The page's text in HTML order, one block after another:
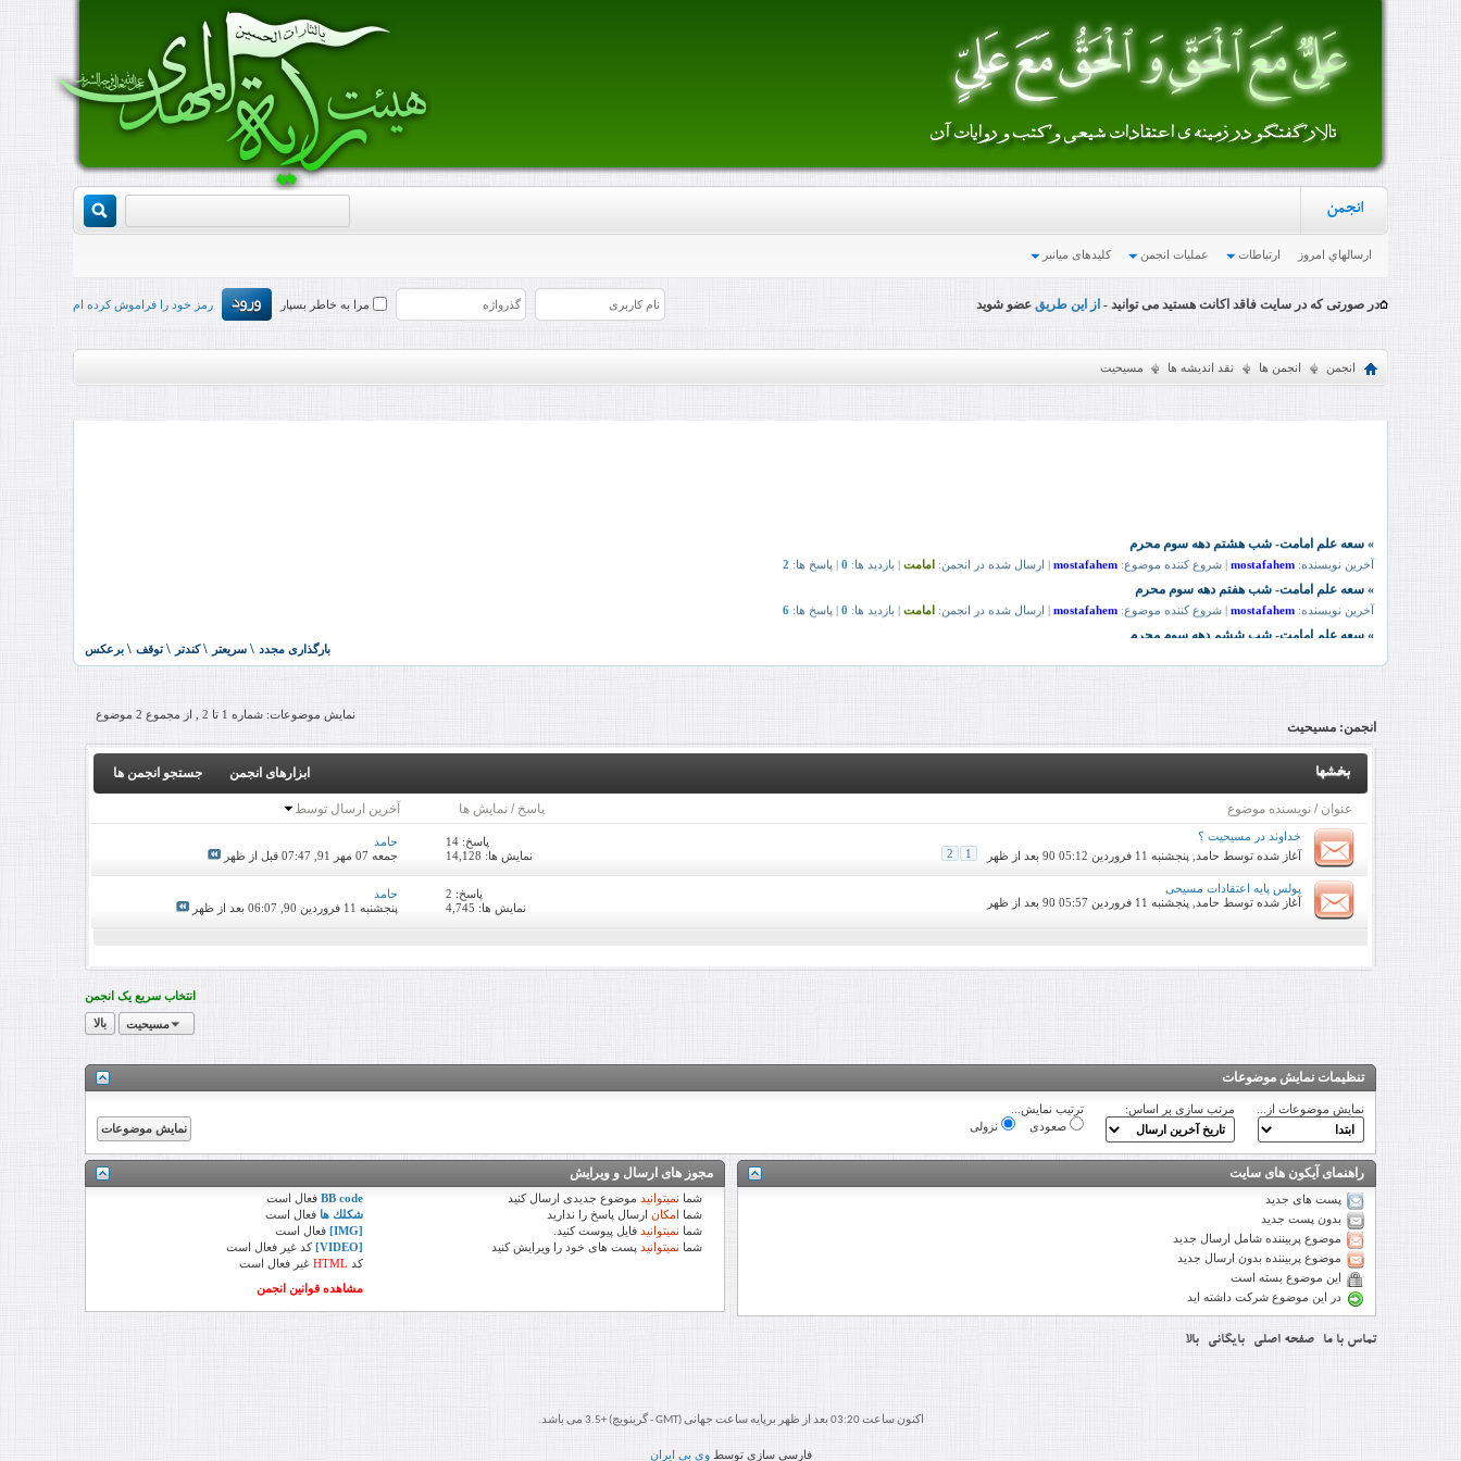
انجمن
ارسالهاي امروز ارتباطات عملیات انجمن کلیدهای میانبر
در صورتی که در سایت فاقد اکانت هستید می توانید - از این طریقعضو شوید مرا به خاطر بسپار رمز خود را فراموش کرده ام
انجمن انجمن ها نقد اندیشه ها مسیحیت
نمایش موضوعات: شماره 1 تا 2 , از مجموع ‍2 موضوع
انجمن:مسیحیت
بخشها ابزارهای انجمن جستجو انجمن ها
عنوان /نویسنده موضوع پاسخ /نمایش ها آخرین ارسال توسط
خداوند در مسیحیت ؟
آغاز شده توسط حامد , پنجشنبه 11 فروردین 90 05:12 بعد از ظهر 1
2
پاسخ:14
نمایش ها: 14,128
حامد
جمعه 07 مهر 91,
07:47 قبل از ظهر
پولس پایه اعتقادات مسیحی
آغاز شده توسط حامد , پنجشنبه 11 فروردین 90 05:57 بعد از ظهر
پاسخ: 2
نمایش ها: 4,745
حامد
پنجشنبه 11 فروردین 90,
06:07 بعد از ظهر
انتخاب سریع یک انجمن
مسیحیت بالا
تنظیمات نمایش موضوعات
نمایش موضوعات از... مرتب سازی بر اساس:
ترتیب نمایش...
صعودی
نزولی
راهنمای آیکون های سایت
پست های جدید
بدون پست جدید
موضوع پربیننده شامل ارسال جدید
موضوع پربیننده بدون ارسال جدید
این موضوع بسته است
در این موضوع شرکت داشته اید
مجوز های ارسال و ویرایش
شما نمیتوانید موضوع جدیدی ارسال کنید
شما امکان ارسال پاسخ را ندارید
شما نمیتوانید فایل پیوست کنید.
شما نمیتوانید پست های خود را ویرایش کنید
BB code فعال است
شكلك ها فعال است
[IMG]
فعال است
[VIDEO]
کد غیر فعال است
کد HTML غیر فعال است
مشاهده قوانین انجمن
تماس با ما صفحه اصلی بایگانی بالا
اکنون ساعت 03:20 بعد از ظهر برپایه ساعت جهانی (GMT - گرینویچ) +3.5 می باشد.
فارسی سازی توسطوی بی ایران